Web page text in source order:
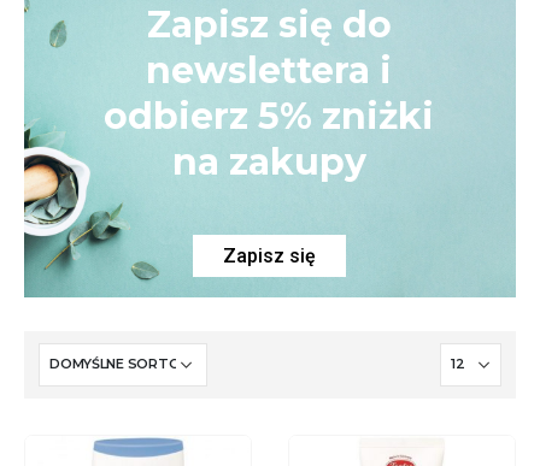
Zapisz się do
newslettera i
odbierz 5% zniżki
na zakupy
Zapisz się